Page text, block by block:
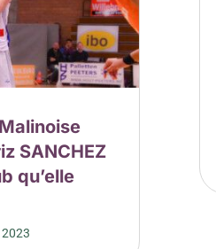
SANCHEZ
qu’elle